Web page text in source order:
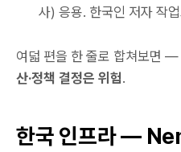
사) 응용. 한국인 저자 작
여덟 편을 한 줄로 합쳐보면 —
산·정책 결정은 위험.
한국 인프라 —